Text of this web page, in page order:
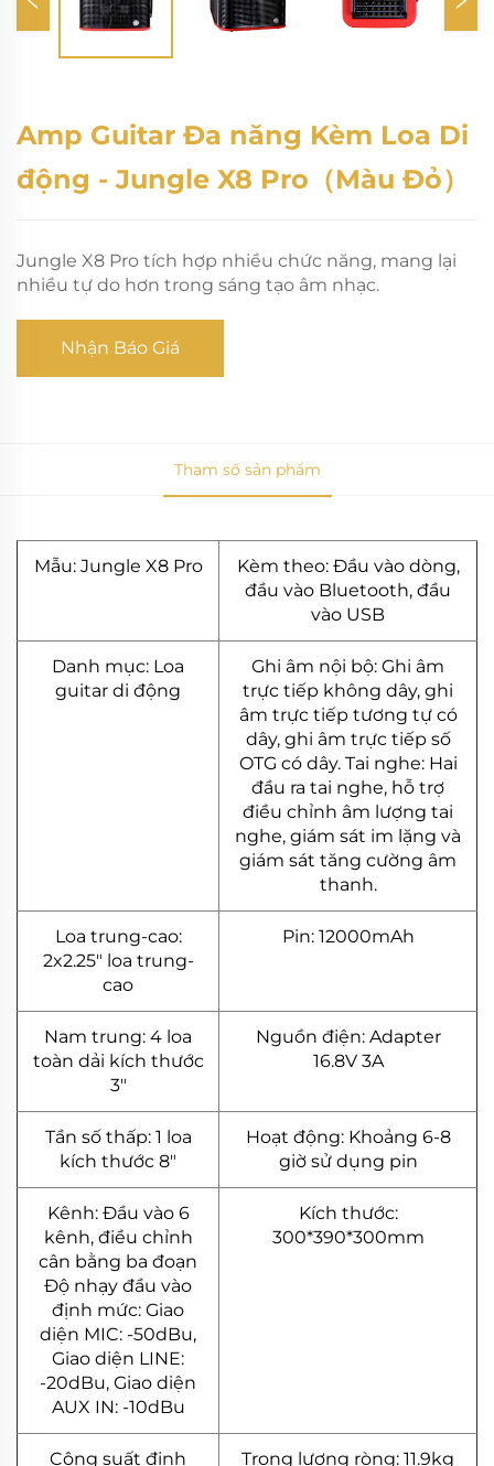
Amp Guitar Đa năng Kèm Loa Di
động - Jungle X8 Pro（Màu Đỏ）
Jungle X8 Pro tích hợp nhiều chức năng, mang lại
nhiều tự do hơn trong sáng tạo âm nhạc.
Nhận Báo Giá
Tham số sản phẩm
Mẫu: Jungle X8 Pro
Kèm theo: Đầu vào dòng,
đầu vào Bluetooth, đầu
vào USB
Danh mục: Loa
guitar di động
Ghi âm nội bộ: Ghi âm
trực tiếp không dây, ghi
âm trực tiếp tương tự có
dây, ghi âm trực tiếp số
OTG có dây. Tai nghe: Hai
đầu ra tai nghe, hỗ trợ
điều chỉnh âm lượng tai
nghe, giám sát im lặng và
giám sát tăng cường âm
thanh.
Loa trung-cao:
2x2.25" loa trung-
cao
Pin: 12000mAh
Nam trung: 4 loa
toàn dải kích thước
3"
Nguồn điện: Adapter
16.8V 3A
Tần số thấp: 1 loa
kích thước 8"
Hoạt động: Khoảng 6-8
giờ sử dụng pin
Kênh: Đầu vào 6
kênh, điều chỉnh
cân bằng ba đoạn
Độ nhạy đầu vào
định mức: Giao
diện MIC: -50dBu,
Giao diện LINE:
-20dBu, Giao diện
AUX IN: -10dBu
Kích thước:
300*390*300mm
Công suất định Trọng lượng ròng: 11.9kg